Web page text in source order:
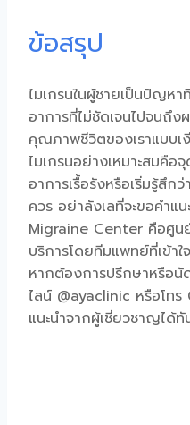
ข้อสรุป
ไมเกรนในผู้ชายเป็นปัญหา
อาการที่ไม่ชัดเจนไปจนถึ
คุณภาพชีวิตของเราแบบเ
ไมเกรนอย่างเหมาะสมคื
อาการเรื้อรังหรือเริ่มรู้สึก
ควร อย่าลังเลที่จะขอคำแ
Migraine Center คือศูน
บริการโดยทีมแพทย์ที่เข้าใจ
หากต้องการปรึกษาหรือ
ไลน์ @ayaclinic หรือโท
แนะนำจากผู้เชี่ยวชาญได้ทั